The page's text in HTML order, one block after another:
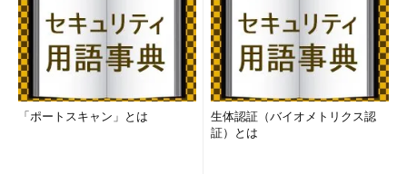
「ポートスキャン」とは
生体認証（バイオメトリクス認
証）とは